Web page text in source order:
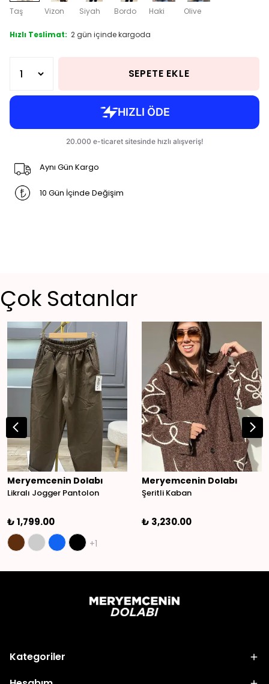
Taş Vizon Siyah Bordo Haki Olive
Hızlı Teslimat: 2 gün içinde kargoda
SEPETE EKLE
Aynı Gün Kargo
10 Gün İçinde Değişim
Çok Satanlar
Meryemcenin Dolabı
Likralı Jogger Pantolon
₺ 1,799.00
+1
Meryemcenin Dolabı
Şeritli Kaban
₺ 3,230.00
Kategoriler